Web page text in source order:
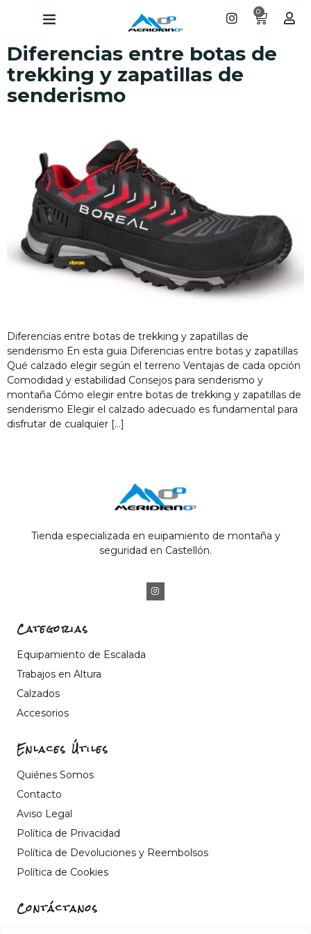
0
Diferencias entre botas de
trekking y zapatillas de
senderismo
Diferencias entre botas de trekking y zapatillas de
senderismo En esta guia Diferencias entre botas y zapatillas
Qué calzado elegir según el terreno Ventajas de cada opción
Comodidad y estabilidad Consejos para senderismo y
montaña Cómo elegir entre botas de trekking y zapatillas de
senderismo Elegir el calzado adecuado es fundamental para
disfrutar de cualquier […]
Tienda especializada en euipamiento de montaña y
seguridad en Castellón.
Categorias
Equipamiento de Escalada
Trabajos en Altura
Calzados
Accesorios
Enlaces Útiles
Quiénes Somos
Contacto
Aviso Legal
Política de Privacidad
Política de Devoluciones y Reembolsos
Política de Cookies
Contáctanos